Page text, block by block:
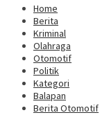
Home
Berita
Kriminal
Olahraga
Otomotif
Politik
Kategori
Balapan
Berita Otomotif